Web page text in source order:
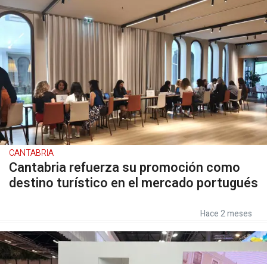
CANTABRIA
Cantabria refuerza su promoción como
destino turístico en el mercado portugués
Hace 2 meses